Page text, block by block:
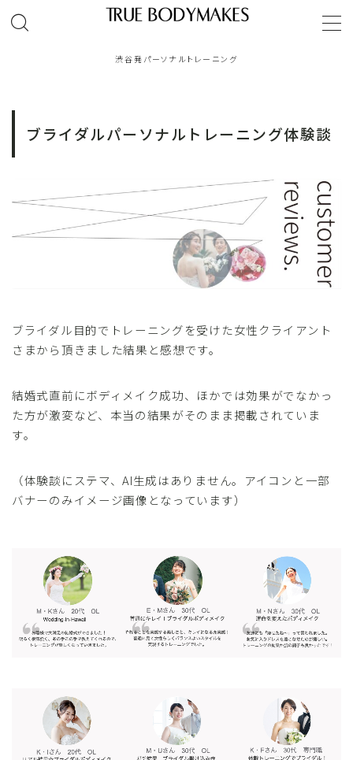
渋谷発パーソナルトレーニング
オンラインパーソナルトレーニング
パーソナルトレーナーご紹介
レッスンコース
FAQ
お問い合わせ
ブライダルパーソナルトレーニング体験談
ブライダル目的でトレーニングを受けた女性クライアント
さまから頂きました結果と感想です。
結婚式直前にボディメイク成功、ほかでは効果がでなかっ
た方が激変など、本当の結果がそのまま掲載されていま
す。
（体験談にステマ、AI生成はありません。アイコンと一部
バナーのみイメージ画像となっています）